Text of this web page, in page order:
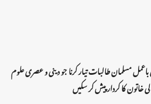
مسلمان طالبات تیار کرنا جو دینی و عصری علوم
خاتون کا کردار پیشکر سکیں